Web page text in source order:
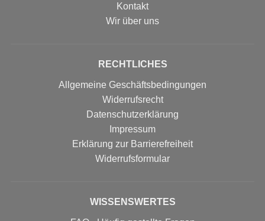
Kontakt
Wir über uns
RECHTLICHES
Allgemeine Geschäftsbedingungen
Widerrufsrecht
Datenschutzerklärung
Impressum
Erklärung zur Barrierefreiheit
Widerrufs­formular
WISSENSWERTES